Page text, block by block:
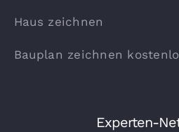
Haus zeichnen
Bauplan zeichnen
Experten-